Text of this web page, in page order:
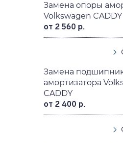
Замена опоры
Volkswagen CADDY
от 2 560 р.
Замена
амортизатора
CADDY
от 2 400 р.